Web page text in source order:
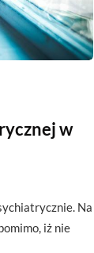
w
Na
iż nie